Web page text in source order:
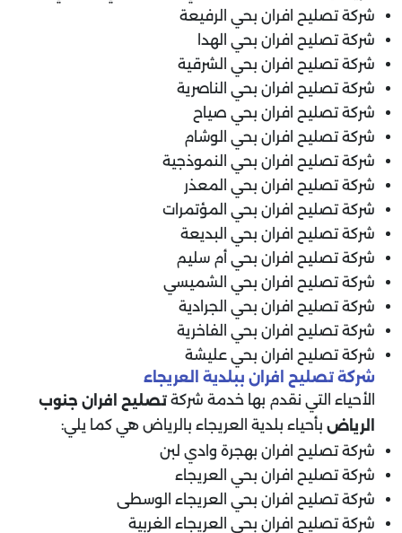
شركة تصليح افران بحي الرفيعة
شركة تصليح افران بحي الهدا
شركة تصليح افران بحي الشرقية
شركة تصليح افران بحي الناصرية
شركة تصليح افران بحي صياح
شركة تصليح افران بحي الوشام
شركة تصليح افران بحي النموذجية
شركة تصليح افران بحي المعذر
شركة تصليح افران بحي المؤتمرات
شركة تصليح افران بحي البديعة
شركة تصليح افران بحي أم سليم
شركة تصليح افران بحي الشميسي
شركة تصليح افران بحي الجرادية
شركة تصليح افران بحي الفاخرية
شركة تصليح افران بحي عليشة
شركة تصليح افران ببلدية العريجاء
الأحياء التي نقدم بها خدمة شركة تصليح افران جنوب
الرياض بأحياء بلدية العريجاء بالرياض هي كما يلي:
شركة تصليح افران بهجرة وادي لبن
شركة تصليح افران بحي العريجاء
شركة تصليح افران بحي العريجاء الوسطى
شركة تصليح افران بحي العريجاء الغربية